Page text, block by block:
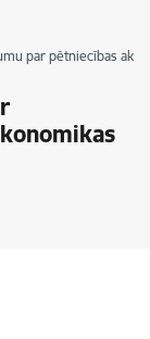
par pētniecības